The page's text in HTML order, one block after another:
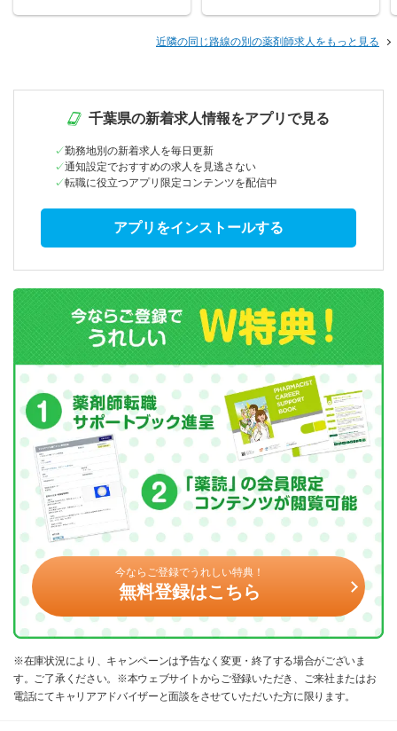
近隣の同じ路線の別の薬剤師求人をもっと見る
千葉県の新着求人情報をアプリで見る
勤務地別の新着求人を毎日更新
通知設定でおすすめの求人を見逃さない
転職に役立つアプリ限定コンテンツを配信中
アプリをインストールする
今ならご登録でうれしい特典！
無料登録はこちら
※在庫状況により、キャンペーンは予告なく変更・終了する場合がございま
す。ご了承ください。※本ウェブサイトからご登録いただき、ご来社またはお
電話にてキャリアアドバイザーと面談をさせていただいた方に限ります。